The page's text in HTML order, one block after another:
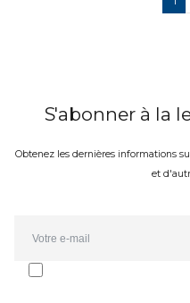
S'abonner à la
Obtenez les dernières informations
et
J'accepte de recevoir la